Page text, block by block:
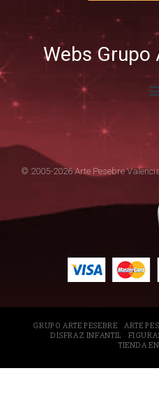
Webs Grupo
© 2005-2026 Arte Pesebre
GRUPO ARTE PESEBRE ARTE
DISFRAZ INFANTIL
TIENDA